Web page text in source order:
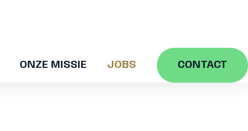
ONZE MISSIE JOBS CONTACT